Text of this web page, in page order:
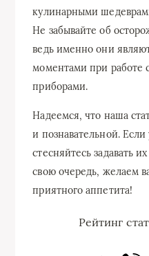
кулинарными
Не забывайте об
ведь именно они
моментами при работе
приборами.
Надеемся, что наша
и познавательной. Если
стесняйтесь задавать
свою очередь, желаем
приятного аппетита!
Рейтинг